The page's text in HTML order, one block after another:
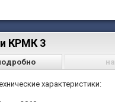
КРМК 3
характеристики: